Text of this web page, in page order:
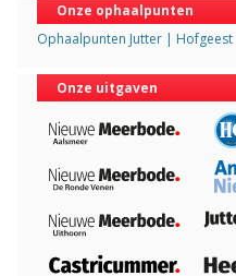
Onze ophaalpunten
Ophaalpunten Jutter | Hofgeest
Onze uitgaven